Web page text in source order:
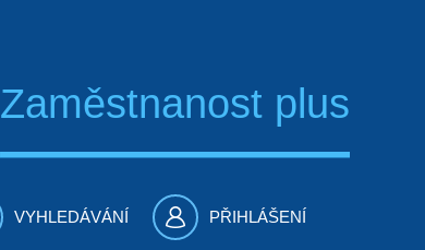
Zaměstnanost plus
VYHLEDÁVÁNÍ PŘIHLÁŠENÍ